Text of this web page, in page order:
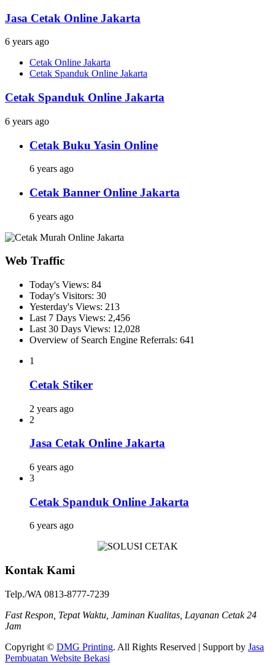
Jasa Cetak Online Jakarta
6 years ago
Cetak Online Jakarta
Cetak Spanduk Online Jakarta
Cetak Spanduk Online Jakarta
6 years ago
Cetak Buku Yasin Online
6 years ago
Cetak Banner Online Jakarta
6 years ago
Web Traffic
Today's Views: 84
Today's Visitors: 30
Yesterday's Views: 213
Last 7 Days Views: 2,456
Last 30 Days Views: 12,028
Overview of Search Engine Referrals: 641
1
Cetak Stiker
2 years ago
2
Jasa Cetak Online Jakarta
6 years ago
3
Cetak Spanduk Online Jakarta
6 years ago
Kontak Kami
Telp./WA 0813-8777-7239
Fast Respon, Tepat Waktu, Jaminan Kualitas, Layanan Cetak 24
Jam
Copyright © DMG Printing. All Rights Reserved | Support by Jasa
Pembuatan Website Bekasi